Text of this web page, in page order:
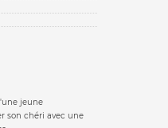
jeune
son chéri avec une